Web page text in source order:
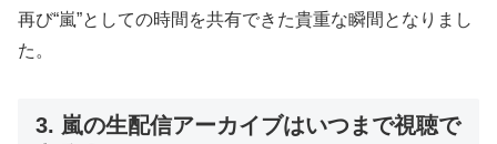
再び“嵐”としての時間を共有できた貴重な瞬間となりまし
た。
3. 嵐の生配信アーカイブはいつまで視聴で